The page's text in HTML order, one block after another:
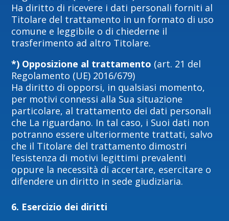
Ha diritto di ricevere i dati personali forniti al
Titolare del trattamento in un formato di uso
comune e leggibile o di chiederne il
trasferimento ad altro Titolare.
*) Opposizione al trattamento (art. 21 del
Regolamento (UE) 2016/679)
Ha diritto di opporsi, in qualsiasi momento,
per motivi connessi alla Sua situazione
particolare, al trattamento dei dati personali
che La riguardano. In tal caso, i Suoi dati non
potranno essere ulteriormente trattati, salvo
che il Titolare del trattamento dimostri
l’esistenza di motivi legittimi prevalenti
oppure la necessità di accertare, esercitare o
difendere un diritto in sede giudiziaria.
6. Esercizio dei diritti